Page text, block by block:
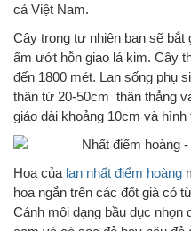
cả Việt Nam.
Cây trong tự nhiên bạn sẽ
ẩm ướt hỗn giao lá kim. Cây
đến 1800 mét. Lan sống phụ
thân từ 20-50cm thân thẳng
giáo dài khoảng 10cm và hình
Hoa của lan nhất điểm hoàng
hoa ngắn trên các đốt già có
Cánh môi dạng bầu dục nhọn